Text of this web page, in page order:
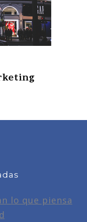
lo que piensa